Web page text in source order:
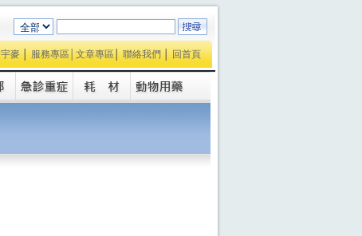
宇麥│服務專區│文章專區│ 聯絡我們│回首頁